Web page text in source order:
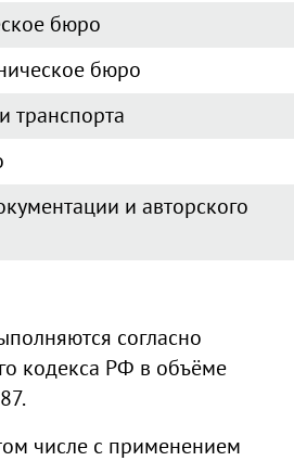
бюро
бюро
транспорта
и авторского
согласно
кодекса РФ в объёме
числе с применением